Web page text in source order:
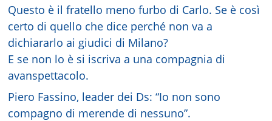
Questo è il fratello meno furbo di Carlo. Se è così
certo di quello che dice perché non va a
dichiararlo ai giudici di Milano?
E se non lo è si iscriva a una compagnia di
avanspettacolo.
Piero Fassino, leader dei Ds: “Io non sono
compagno di merende di nessuno”.